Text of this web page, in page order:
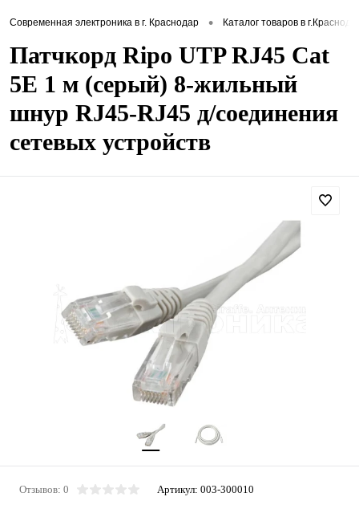
Современная электроника в г. Краснодар • Каталог товаров в
Патчкорд Ripo UTP RJ45 Cat
5E 1 м (серый) 8-жильный
шнур RJ45-RJ45 д/соединения
сетевых устройств
Отзывов: 0 Артикул: 003-300010